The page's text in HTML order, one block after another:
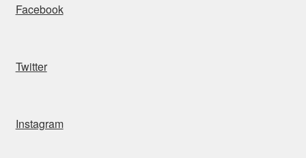
Facebook
Twitter
Instagram